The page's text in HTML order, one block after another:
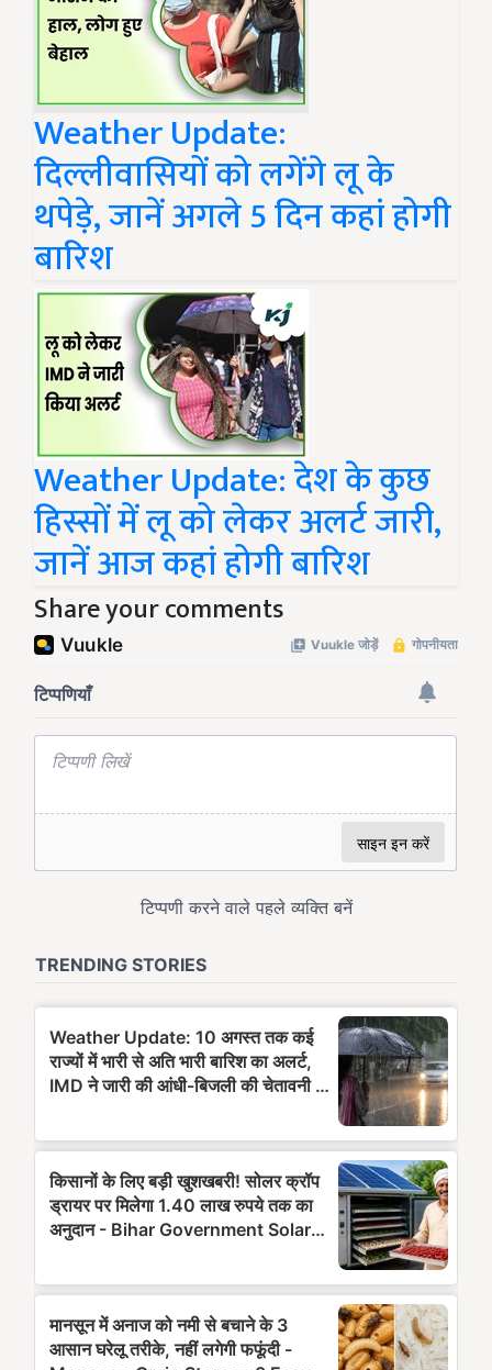
Weather Update:
दिल्लीवासियों को लगेंगे लू के
थपेड़े, जानें अगले 5 दिन कहां होगी
बारिश
Weather Update: देश के कुछ
हिस्सों में लू को लेकर अलर्ट जारी,
जानें आज कहां होगी बारिश
Share your comments